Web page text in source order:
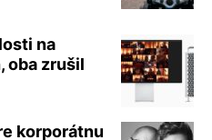
na
oba zrušil
korporátnu